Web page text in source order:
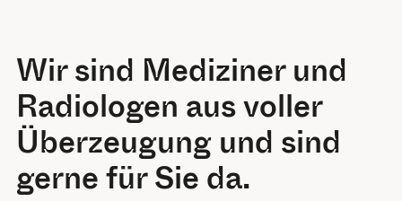
Wir sind Mediziner und
Radiologen aus voller
Überzeugung und sind
gerne für Sie da.